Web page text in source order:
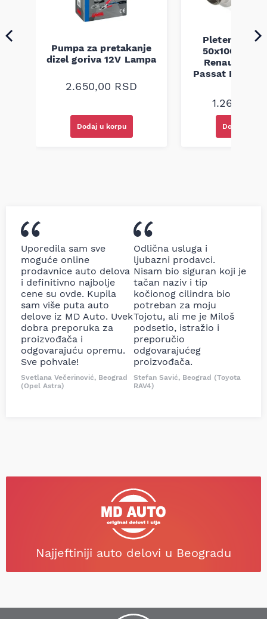
Pumpa za pretakanje
dizel goriva 12V Lampa
2.650,00 RSD
Dodaj u korpu
Pletenica
50x100 Audi
Renault
Passat B5
1.260,00
Dodaj u
Uporedila sam sve
moguće online
prodavnice auto delova
i definitivno najbolje
cene su ovde. Kupila
sam više puta auto
delove iz MD Auto. Uvek
dobra preporuka za
proizvođača i
odgovarajuću opremu.
Sve pohvale!
Svetlana Večerinović, Beograd
(Opel Astra)
Odlična usluga i
ljubazni prodavci.
Nisam bio siguran koji je
tačan naziv i tip
kočionog cilindra bio
potreban za moju
Tojotu, ali me je Miloš
podsetio, istražio i
preporučio
odgovarajućeg
proizvođača.
Stefan Savić, Beograd (Toyota
RAV4)
Najjeftiniji auto delovi u Beogradu